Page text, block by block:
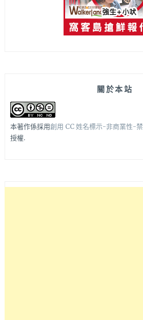
關於本站
本著作係採用創用 CC 姓名標示-非商業性-
授權.